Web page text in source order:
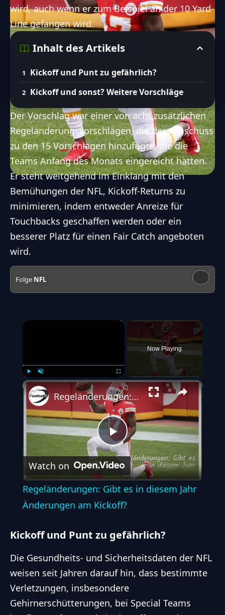
wird, auch wenn er zum Beispiel an der 10 Yard-
Line gefangen wird.
Inhalt des Artikels
Kickoff und Punt zu gefährlich?
Kickoff und sonst? Weitere Vorschläge
Der Vorschlag war einer von acht zusätzlichen
Regeländerungsvorschlägen, die der Ausschuss
zu den 15 Vorschlägen hinzufügte, die die
Teams Anfang des Monats eingereicht hatten.
Er steht weitgehend im Einklang mit den
Bemühungen der NFL, Kickoff-Returns zu
minimieren, indem entweder Anreize für
Touchbacks geschaffen werden oder ein
besserer Platz für einen Fair Catch angeboten
wird.
Folge NFL
×
Play Unmute Fullscreen
Now Playing
Play
Video
Regeländerungen: Gibt es in diesem Jahr Änderungen am Kickoff?
Watch on
Regeländerungen: Gibt es in diesem Jahr
Änderungen am Kickoff?
Kickoff und Punt zu gefährlich?
Die Gesundheits- und Sicherheitsdaten der NFL
weisen seit Jahren darauf hin, dass bestimmte
Verletzungen, insbesondere
Gehirnerschütterungen, bei Special Teams